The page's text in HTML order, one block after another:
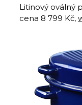
Litinový oválný
cena 8 799 Kč,